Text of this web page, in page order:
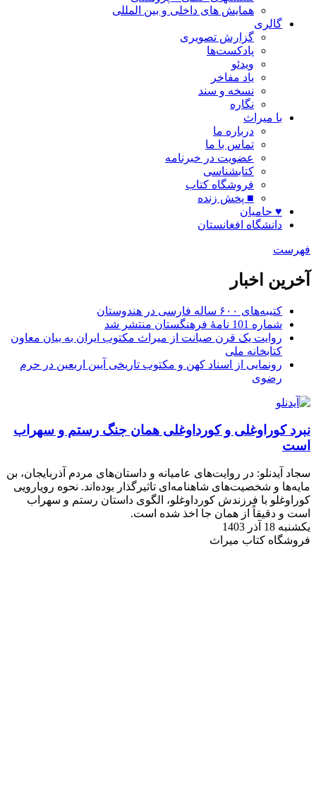
همایش های داخلی و بین المللی
گالری
گزارش تصویری
پادکست‌ها
ویدئو
یاد مفاخر
نسخه و سند
نگاره
با میراث
درباره ما
تماس با ما
عضویت در خبرنامه
کتابشناسی
فروشگاه کتاب
■ پخش زنده
♥ حامیان
دانشگاه افغانستان
فهرست
آخرین اخبار
کتیبه‌های ۶۰۰ ساله فارسی در هندوستان
شماره 101 نامۀ فرهنگستان منتشر شد
روایت یک قرن صیانت از میراث مکتوب ایران به بیان معاون
کتابخانه ملی
رونمایی از اسناد کهن و مکتوب تاریخی آیین اربعین در حرم
رضوی
نبرد کوراوغلی و کورداوغلی همان جنگ رستم و سهراب
است
سجاد آیدنلو: در روایت‌های عامیانه و داستان‌های مردم آذربایجان، بن
مایه‌ها و شخصیت‌های شاهنامه‌ای تاثیرگذار بوده‌اند. نحوه رویارویی
کوراوغلو با فرزندش کورداوغلو، الگوی داستان رستم و سهراب
است و دقیقاً از همان جا اخذ شده است.
یکشنبه 18 آذر 1403
فروشگاه کتاب میراث